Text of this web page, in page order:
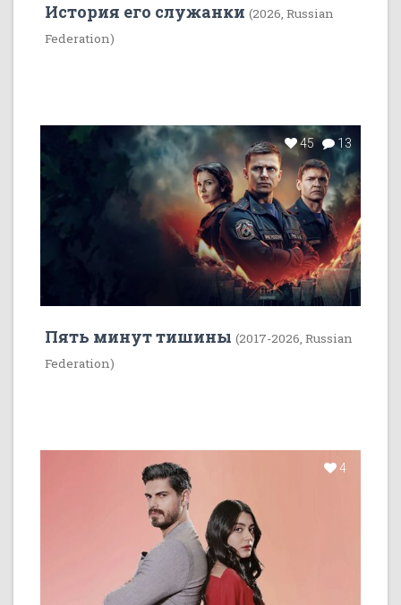
История его служанки (2026, Russian
Federation)
45 13
Пять минут тишины (2017-2026, Russian
Federation)
4